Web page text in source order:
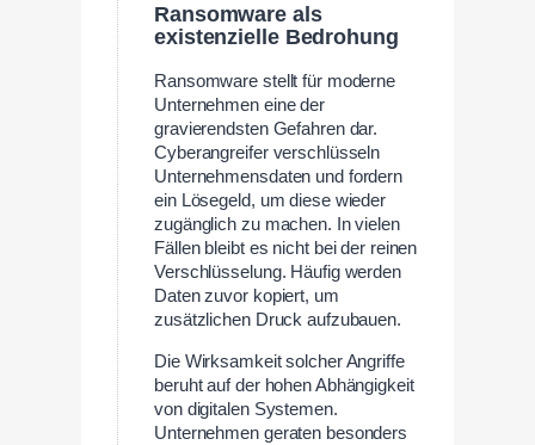
Ransomware als
existenzielle Bedrohung
Ransomware stellt für moderne
Unternehmen eine der
gravierendsten Gefahren dar.
Cyberangreifer verschlüsseln
Unternehmensdaten und fordern
ein Lösegeld, um diese wieder
zugänglich zu machen. In vielen
Fällen bleibt es nicht bei der reinen
Verschlüsselung. Häufig werden
Daten zuvor kopiert, um
zusätzlichen Druck aufzubauen.
Die Wirksamkeit solcher Angriffe
beruht auf der hohen Abhängigkeit
von digitalen Systemen.
Unternehmen geraten besonders